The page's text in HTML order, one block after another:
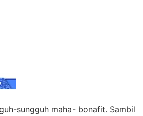
sungguh maha- bonafit. Sambil